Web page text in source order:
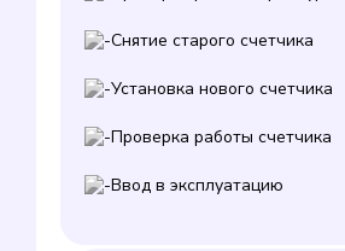
Снятие старого счетчика
Установка нового счетчика
Проверка работы счетчика
Ввод в эксплуатацию